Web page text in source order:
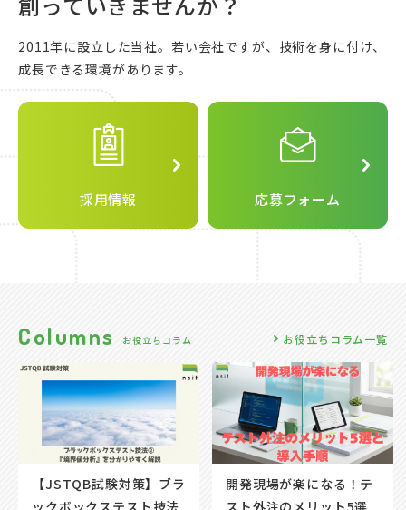
2011年に設立した当社。 若い会社ですが、技術を身に付け、
成長できる環境があります。
採用情報 応募フォーム
Columns お役立ち コ ラム お役立ちコラム一覧
【JSTQB試験対策】ブラ
開発現場が楽になる！テ